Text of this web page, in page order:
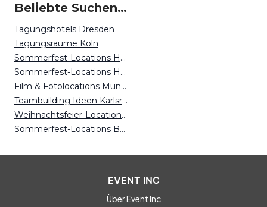
Beliebte Suchen auf Event Inc
Tagungshotels Dresden
Tagungsräume Köln
Sommerfest-Locations Hannover
Sommerfest-Locations Hamburg
Film & Fotolocations Münster
Teambuilding Ideen Karlsruhe
Weihnachtsfeier-Locations Freiburg
Sommerfest-Locations Bonn
EVENT INC
Über Event Inc